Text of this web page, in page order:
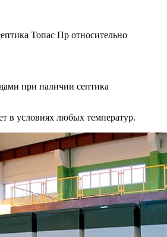
Топас Пр относительно
при наличии септика
в условиях любых температур.